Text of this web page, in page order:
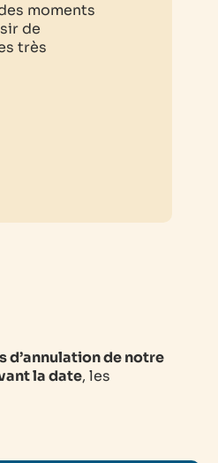
moments
de
très
d’annulation de notre
la date, les